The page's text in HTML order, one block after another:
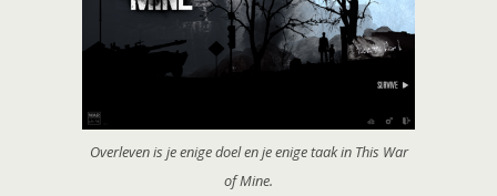
Overleven is je enige doel en je enige taak in This War
of Mine.